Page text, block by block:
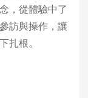
，從體驗中了
訪與操作，讓
扎根。